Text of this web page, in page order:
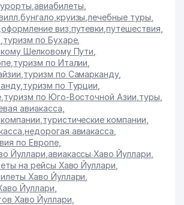
,авиабилеты
,бунгало круизы лечебные туры
,оформление виз путевки ,путешествия
туризм по Бухаре,
Шелковому Пути
туризм по Италии
туризм по Самарканду,
, туризм по Турции
туризм по Юго-Восточной Азии туры
авиакасса
туристические компании
,недорогая авиакасса
по Европе,
Йуллари авиакассы Хаво Йуллари
на рейсы Хаво Йуллари
Хаво Йуллари
Йуллари
Хаво Йуллари